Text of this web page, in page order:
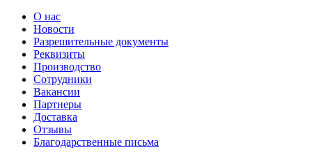
О нас
Новости
Разрешительные документы
Реквизиты
Производство
Сотрудники
Вакансии
Партнеры
Доставка
Отзывы
Благодарственные письма